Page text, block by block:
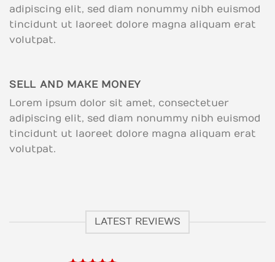
adipiscing elit, sed diam nonummy nibh euismod
tincidunt ut laoreet dolore magna aliquam erat
volutpat.
SELL AND MAKE MONEY
Lorem ipsum dolor sit amet, consectetuer
adipiscing elit, sed diam nonummy nibh euismod
tincidunt ut laoreet dolore magna aliquam erat
volutpat.
LATEST REVIEWS